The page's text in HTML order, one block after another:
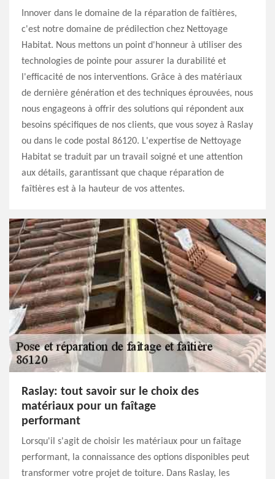
Innover dans le domaine de la réparation de faîtières,
c'est notre domaine de prédilection chez Nettoyage
Habitat. Nous mettons un point d'honneur à utiliser des
technologies de pointe pour assurer la durabilité et
l'efficacité de nos interventions. Grâce à des matériaux
de dernière génération et des techniques éprouvées, nous
nous engageons à offrir des solutions qui répondent aux
besoins spécifiques de nos clients, que vous soyez à Raslay
ou dans le code postal 86120. L'expertise de Nettoyage
Habitat se traduit par un travail soigné et une attention
aux détails, garantissant que chaque réparation de
faîtières est à la hauteur de vos attentes.
Raslay: tout savoir sur le choix des
matériaux pour un faîtage
performant
Lorsqu'il s'agit de choisir les matériaux pour un faîtage
performant, la connaissance des options disponibles peut
transformer votre projet de toiture. Dans Raslay, les